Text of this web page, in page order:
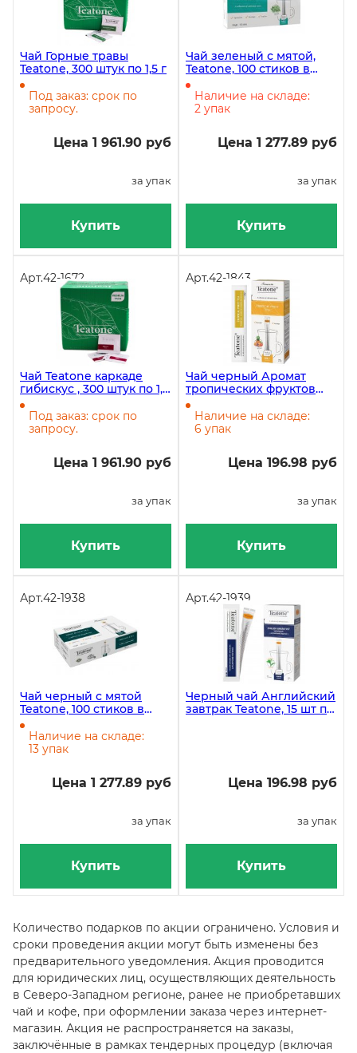
Чай Горные травы
Teatone, 300 штук по 1,5 г
Под заказ: срок по
запросу.
Цена 1 961.90 руб
за упак
Купить
Чай зеленый с мятой,
Teatone, 100 стиков в
упаковке
Наличие на складе:
2 упак
Цена 1 277.89 руб
за упак
Купить
Арт.42-1672
Чай Teatone каркаде
гибискус , 300 штук по 1,8
г
Под заказ: срок по
запросу.
Цена 1 961.90 руб
за упак
Купить
Арт.42-1843
Чай черный Аромат
тропических фруктов
Teatone, 15 шт по 1,8 г
Наличие на складе:
6 упак
Цена 196.98 руб
за упак
Купить
Арт.42-1938
Чай черный с мятой
Teatone, 100 стиков в
упаковке
Наличие на складе:
13 упак
Цена 1 277.89 руб
за упак
Купить
Арт.42-1939
Черный чай Английский
завтрак Teatone, 15 шт по
Цена 196.98 руб
за упак
Купить
Количество подарков по акции ограничено. Условия и
сроки проведения акции могут быть изменены без
предварительного уведомления. Акция проводится
для юридических лиц, осуществляющих деятельность
в Северо-Западном регионе, ранее не приобретавших
чай и кофе, при оформлении заказа через интернет-
магазин. Акция не распространяется на заказы,
заключённые в рамках тендерных процедур (включая